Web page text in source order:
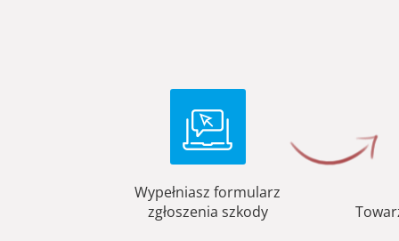
Wypełniasz formularz
zgłoszenia szkody